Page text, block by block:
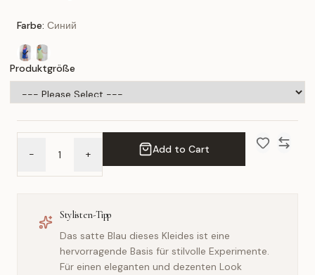
Farbe: Синий
Produktgröße
- + Add to Cart
Stylisten-Tipp
Das satte Blau dieses Kleides ist eine
hervorragende Basis für stilvolle Experimente.
Für einen eleganten und dezenten Look